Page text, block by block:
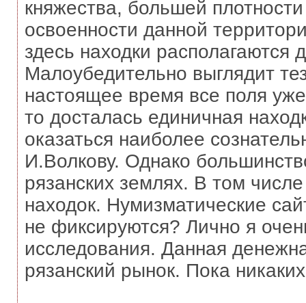
княжества, большей
освоенности данной
здесь находки располагаются
Малоубедительно выглядит
настоящее время все поля
то досталась единичная
оказаться наиболее
И.Волкову. Однако
рязанских землях. В том
находок. Нумизматические
не фиксируются? Лично я
исследования. Данная
рязанский рынок. Пока